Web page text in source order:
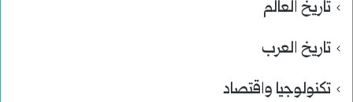
تاريخ العالم
تاريخ العرب
تكنولوجيا واقتصاد